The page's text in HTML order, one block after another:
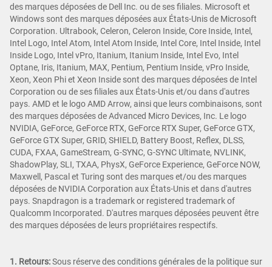
des marques déposées de Dell Inc. ou de ses filiales. Microsoft et
Windows sont des marques déposées aux États-Unis de Microsoft
Corporation. Ultrabook, Celeron, Celeron Inside, Core Inside, Intel,
Intel Logo, Intel Atom, Intel Atom Inside, Intel Core, Intel Inside, Intel
Inside Logo, Intel vPro, Itanium, Itanium Inside, Intel Evo, Intel
Optane, Iris, Itanium, MAX, Pentium, Pentium Inside, vPro Inside,
Xeon, Xeon Phi et Xeon Inside sont des marques déposées de Intel
Corporation ou de ses filiales aux États-Unis et/ou dans d'autres
pays. AMD et le logo AMD Arrow, ainsi que leurs combinaisons, sont
des marques déposées de Advanced Micro Devices, Inc. Le logo
NVIDIA, GeForce, GeForce RTX, GeForce RTX Super, GeForce GTX,
GeForce GTX Super, GRID, SHIELD, Battery Boost, Reflex, DLSS,
CUDA, FXAA, GameStream, G-SYNC, G-SYNC Ultimate, NVLINK,
ShadowPlay, SLI, TXAA, PhysX, GeForce Experience, GeForce NOW,
Maxwell, Pascal et Turing sont des marques et/ou des marques
déposées de NVIDIA Corporation aux États-Unis et dans d'autres
pays. Snapdragon is a trademark or registered trademark of
Qualcomm Incorporated. D'autres marques déposées peuvent être
des marques déposées de leurs propriétaires respectifs.
1. Retours:Sous réserve des conditions générales de la politique sur